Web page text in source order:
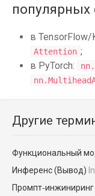
в TensorFlow/
Attention ;
в PyTorch:
Другие
Функциональный
Инференс (Вывод)
Промпт‑инжиниринг